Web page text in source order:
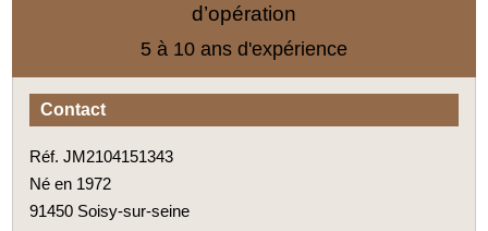
d’opération
5 à 10 ans d'expérience
Contact
Réf. JM2104151343
Né en 1972
91450 Soisy-sur-seine